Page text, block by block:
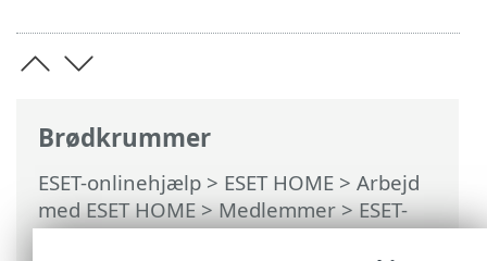
Brødkrummer
ESET-onlinehjælp > ESET HOME > Arbejd
med ESET HOME>Medlemmer>ESET-
funktioner, der er tildelt medlem>Anti-